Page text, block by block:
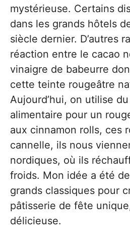
mystérieuse. Certains
dans les grands hôtels
siècle dernier. D’autres
réaction entre le cacao
vinaigre de babeurre
cette teinte rougeâtre
Aujourd’hui, on utilise
alimentaire pour un
aux cinnamon rolls, ces
cannelle, ils nous
nordiques, où ils
froids. Mon idée a été
grands classiques pour
pâtisserie de fête
délicieuse.